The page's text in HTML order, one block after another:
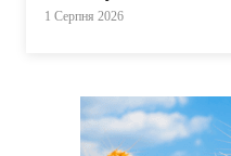
1 Серпня 2026